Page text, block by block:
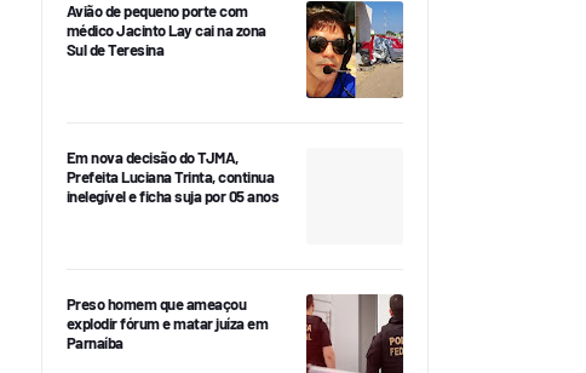
Avião de pequeno porte com
médico Jacinto Lay cai na zona
Sul de Teresina
Em nova decisão do TJMA,
Prefeita Luciana Trinta, continua
inelegível e ficha suja por 05 anos
Preso homem que ameaçou
explodir fórum e matar juíza em
Parnaíba